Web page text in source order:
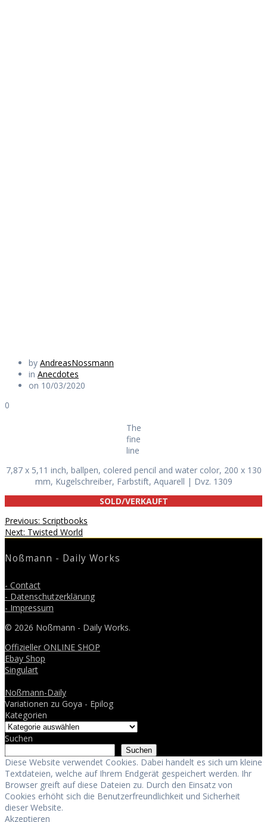
by AndreasNossmann
in Anecdotes
on 10/03/2020
0
The
fine
line
7,87 x 5,11 inch, ballpen, colered pencil and water color, 200 x 130
mm, Kugelschreiber, Farbstift, Aquarell | Dvz. 1309
SOLD/VERKAUFT
Beitragsnavigation
Previous: Previous
post:
Scriptbooks
Next: Next
Twisted World
Noßmann - Daily Works
- Contact
- Datenschutzerklärung
- Impressum
© 2026 Noßmann - Daily Works.
Offizieller ONLINE SHOP
Ebay Shop
Singulart
Noßmann-Daily
Variationen zu Goya - Epilog
Kategorien
Suchen
Suchen
Diese Website verwendet Cookies. Dabei handelt es sich um kleine
Textdateien, welche auf Ihrem Endgerät gespeichert werden. Ihr
Browser greift auf diese Dateien zu. Durch den Einsatz von
Cookies erhöht sich die Benutzerfreundlichkeit und Sicherheit
dieser Website.
Akzeptieren